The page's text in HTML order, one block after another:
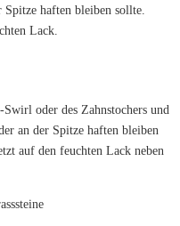
haften bleiben sollte.
Lack.
oder des Zahnstochers und
an der Spitze haften bleiben
auf den feuchten Lack neben